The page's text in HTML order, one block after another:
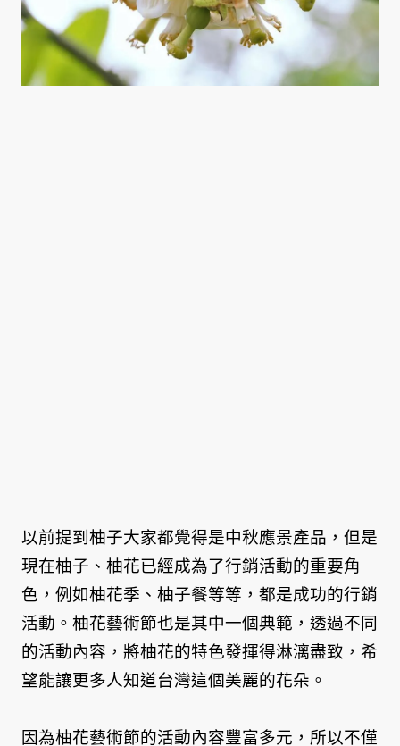
以前提到柚子大家都覺得是中秋應景產品，但是
現在柚子、柚花已經成為了行銷活動的重要角
色，例如柚花季、柚子餐等等，都是成功的行銷
活動。柚花藝術節也是其中一個典範，透過不同
的活動內容，將柚花的特色發揮得淋漓盡致，希
望能讓更多人知道台灣這個美麗的花朵。
因為柚花藝術節的活動內容豐富多元，所以不僅